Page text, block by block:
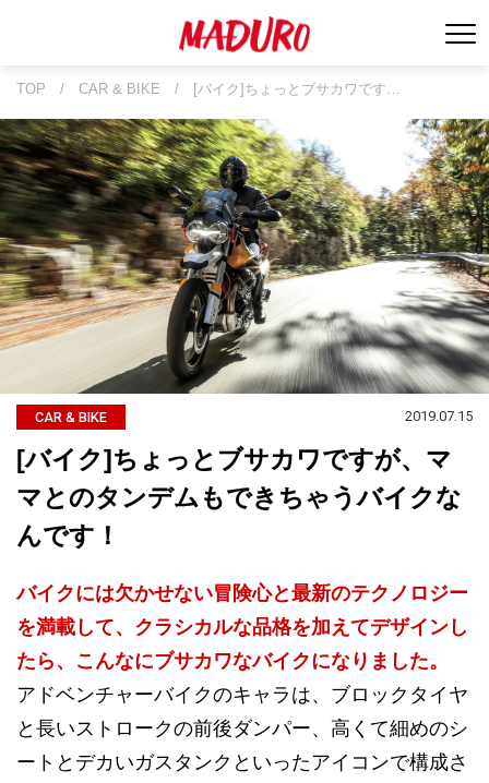
TOP / CAR & BIKE / [バイク]ちょっとブサカワです…
CAR & BIKE 2019.07.15
[バイク]ちょっとブサカワですが、マ
マとのタンデムもできちゃうバイクな
んです！
バイクには欠かせない冒険心と最新のテクノロジー
を満載して、クラシカルな品格を加えてデザインし
たら、こんなにブサカワなバイクになりました。
アドベンチャーバイクのキャラは、ブロックタイヤ
と長いストロークの前後ダンパー、高くて細めのシ
ートとデカいガスタンクといったアイコンで構成さ